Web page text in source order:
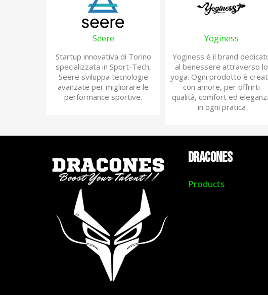
Seere
Startup innovativa di Torino
specializzata in Sport-Tech,
Seere sviluppa tecnologie
avanzate per migliorare le
performance sportive.
Yoginess
Yoginess è il brand
al benessere attraverso lo
yoga. Ogni prodotto è
con amore, per offrirti
qualità, comfort ed
in ogni pratica
DRACONES
Products